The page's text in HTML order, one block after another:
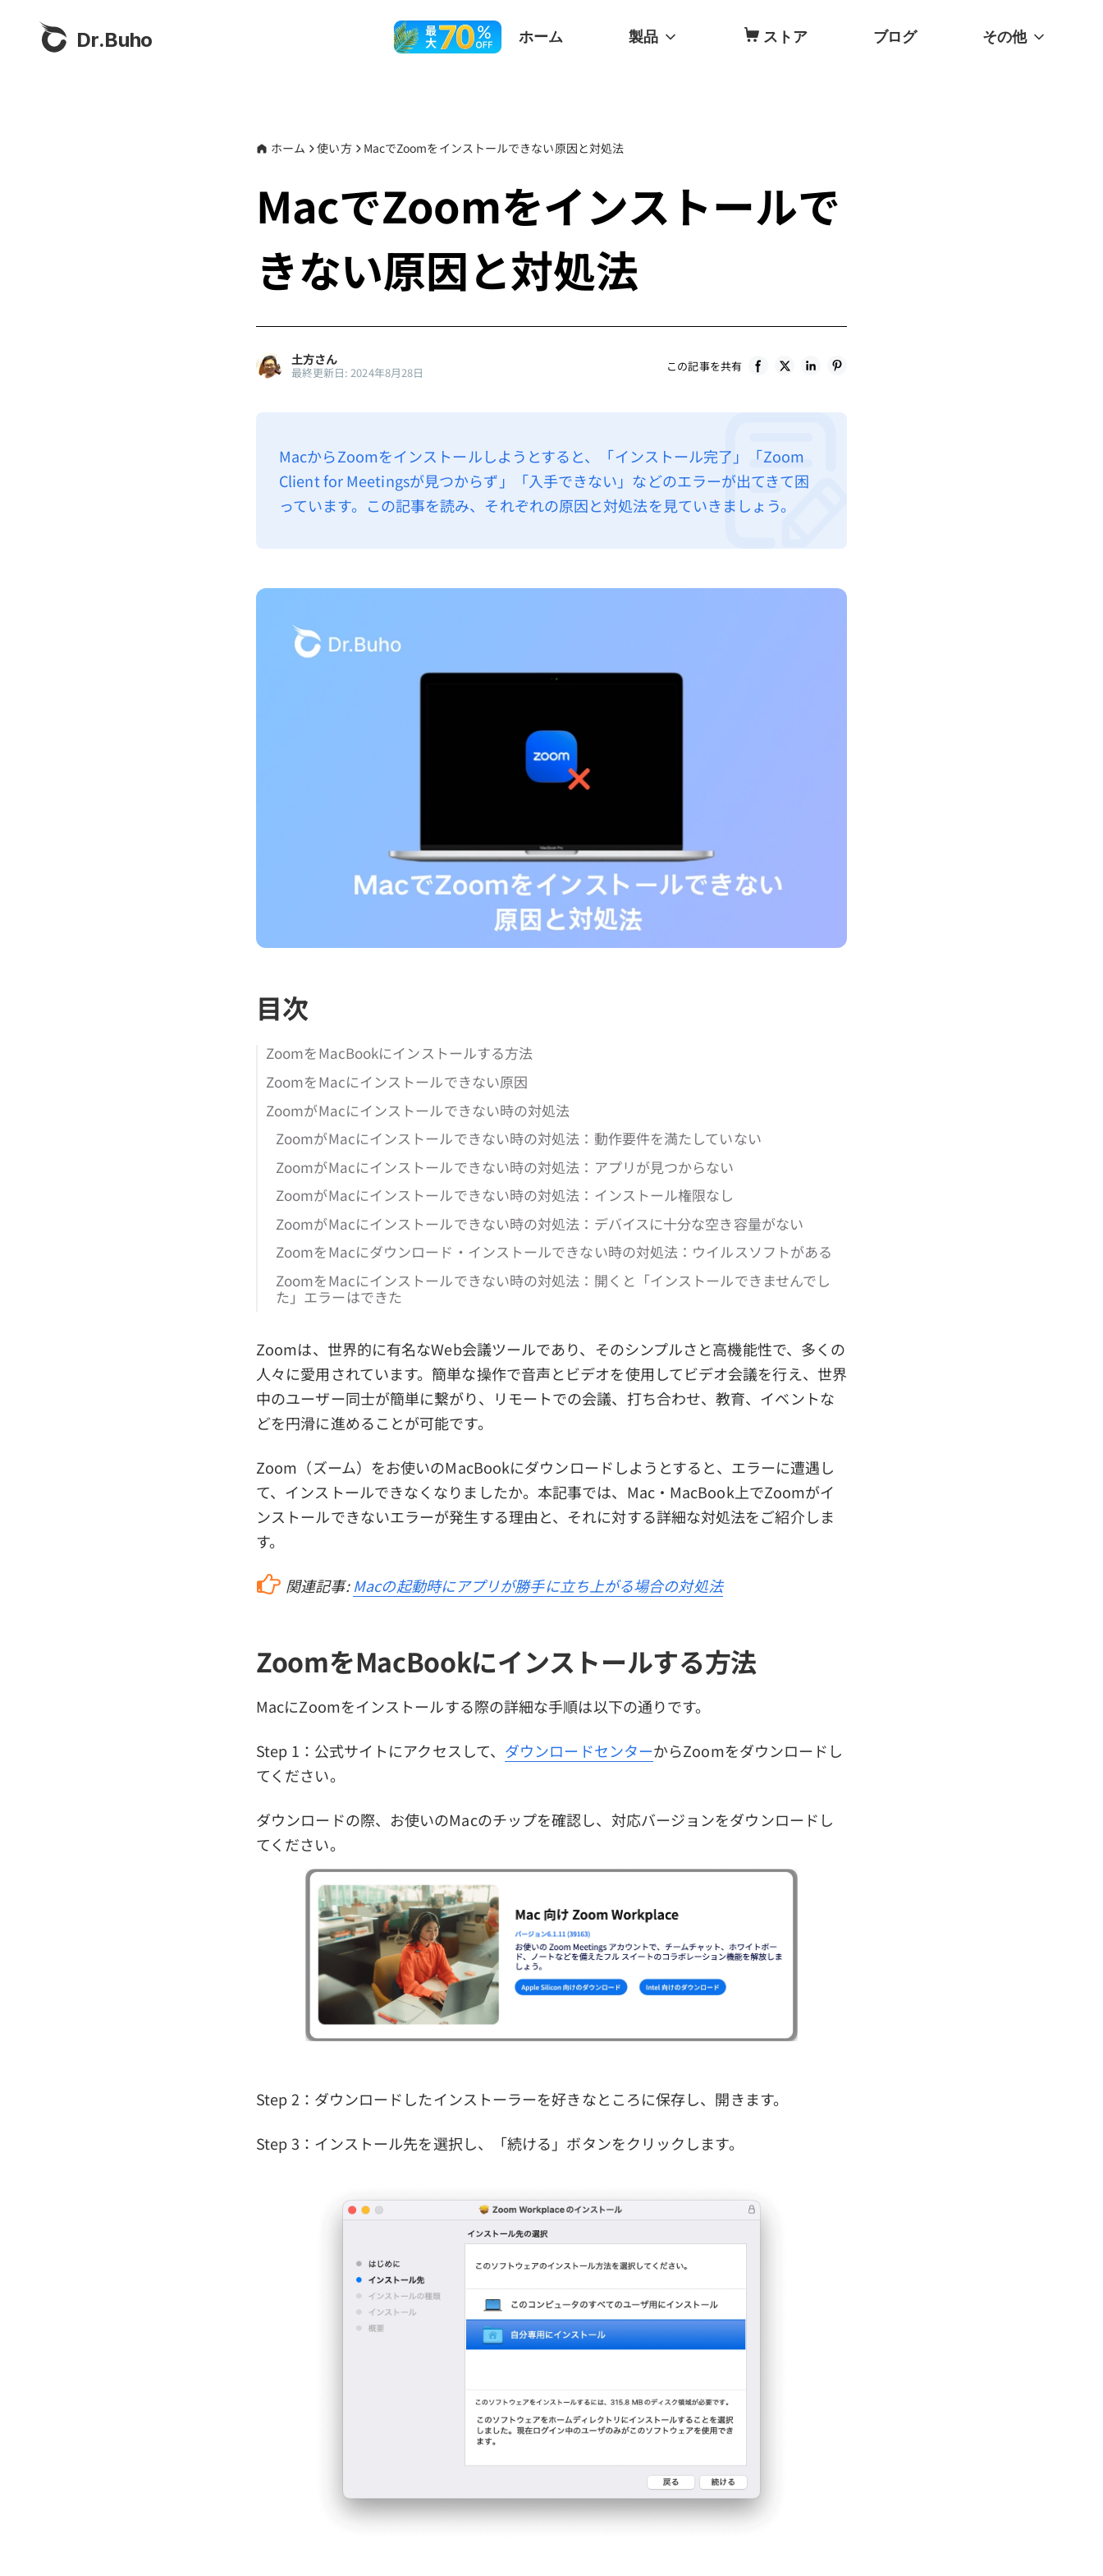
Dr.Buho ホーム 製品 ストア ブログ その他
ホーム 使い方 MacでZoomをインストールできない原因と対処法
MacでZoomをインストールで
きない原因と対処法
土方さん
最終更新日: 2024年8月28日 この記事を共有
MacからZoomをインストールしようとすると、「インストール完了」「Zoom
Client for Meetingsが見つからず」「入手できない」などのエラーが出てきて困
っています。この記事を読み、それぞれの原因と対処法を見ていきましょう。
目次
ZoomをMacBookにインストールする方法
ZoomをMacにインストールできない原因
ZoomがMacにインストールできない時の対処法
ZoomがMacにインストールできない時の対処法：動作要件を満たしていない
ZoomがMacにインストールできない時の対処法：アプリが見つからない
ZoomがMacにインストールできない時の対処法：インストール権限なし
ZoomがMacにインストールできない時の対処法：デバイスに十分な空き容量がない
ZoomをMacにダウンロード・インストールできない時の対処法：ウイルスソフトがある
ZoomをMacにインストールできない時の対処法：開くと「インストールできませんでし
た」エラーはできた
Zoomは、世界的に有名なWeb会議ツールであり、そのシンプルさと高機能性で、多くの
人々に愛用されています。簡単な操作で音声とビデオを使用してビデオ会議を行え、世界
中のユーザー同士が簡単に繋がり、リモートでの会議、打ち合わせ、教育、イベントな
どを円滑に進めることが可能です。
Zoom（ズーム）をお使いのMacBookにダウンロードしようとすると、エラーに遭遇し
て、インストールできなくなりましたか。本記事では、Mac・MacBook上でZoomがイ
ンストールできないエラーが発生する理由と、それに対する詳細な対処法をご紹介しま
す。
関連記事: Macの起動時にアプリが勝手に立ち上がる場合の対処法
ZoomをMacBookにインストールする方法
MacにZoomをインストールする際の詳細な手順は以下の通りです。
Step 1：公式サイトにアクセスして、 ダウンロードセンターからZoomをダウンロードし
てください。
ダウンロードの際、お使いのMacのチップを確認し、対応バージョンをダウンロードし
てください。
Step 2：ダウンロードしたインストーラーを好きなところに保存し、開きます。
Step 3：インストール先を選択し、「続ける」ボタンをクリックします。